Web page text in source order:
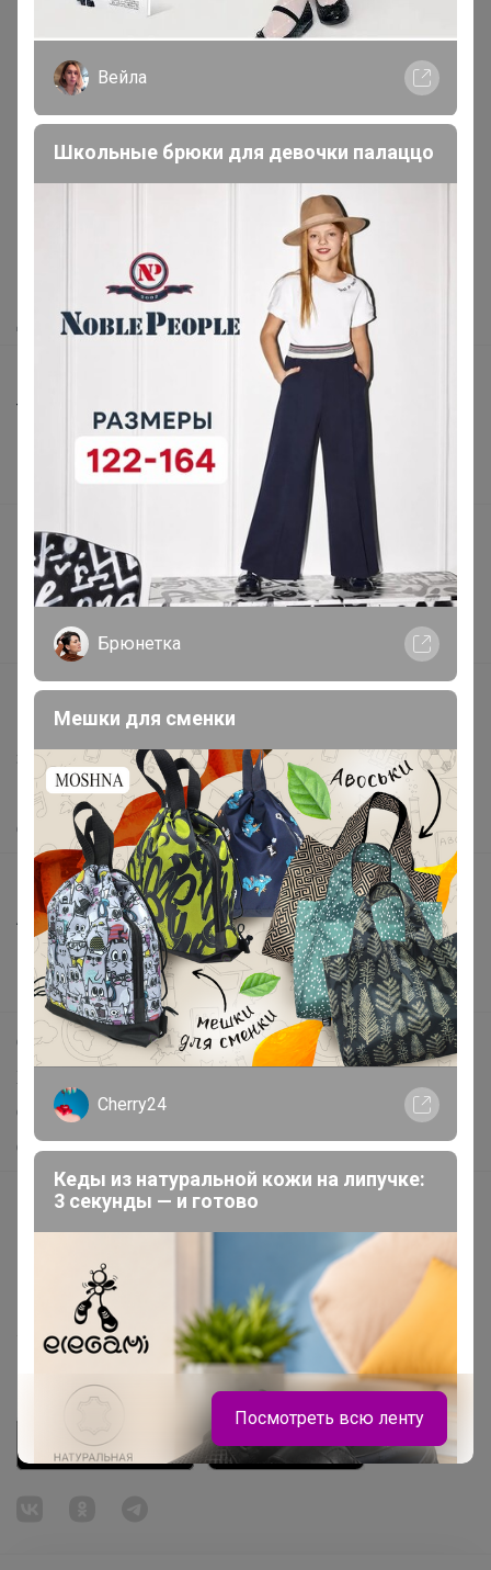
Реклама
Как сделать заказ?
Как получить?
Доставка
Торговые марки
Наша команда
В наличии
Подарочные сертификаты
Реклама на сайте
Поставщикам
Вакансии
support@24-ok.ru
Написать в поддержку
Защита покупателя
Помощь
О нас
Все предложения
Анонсы
Новости
Поддержка альпак
Самое выгодное
Хиты продаж
Самое желанное
Самое быстрое
Начать зарабатывать с 24-ok
Picabox.ru - Лучшее место для ваших изображений
Розыгрыш - Генератор случайных чисел
Пульс нашего маркетплейса
Укорачиватель ссылок
Вейла
Школьные брюки для девочки палаццо
Брюнетка
Мешки для сменки
Cherry24
Кеды из натуральной кожи на липучке:
3 секунды — и готово
Посмотреть всю ленту